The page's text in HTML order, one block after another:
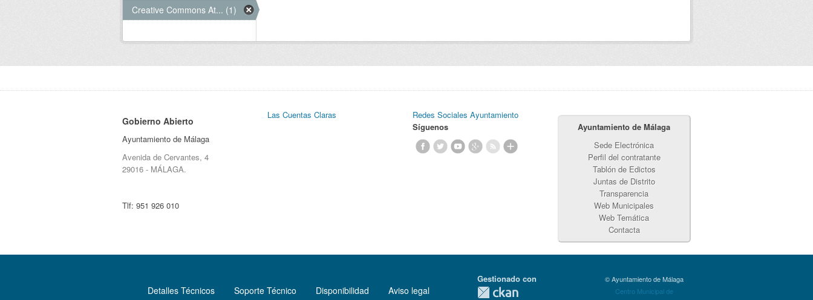
Creative Commons At... (1)
Gobierno Abierto
Ayuntamiento de Málaga
Avenida de Cervantes, 4
29016 - MÁLAGA.
Tlf: 951 926 010
Las Cuentas Claras
Redes Sociales Ayuntamiento
Síguenos
Ayuntamiento de Málaga
Sede Electrónica
Perfil del contratante
Tablón de Edictos
Juntas de Distrito
Transparencia
Web Municipales
Web Temática
Contacta
Detalles Técnicos Soporte Técnico Disponibilidad Aviso legal
Gestionado con
© Ayuntamiento de Málaga
Centro Municipal de